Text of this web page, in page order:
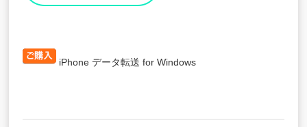
iPhone データ転送 for Windows